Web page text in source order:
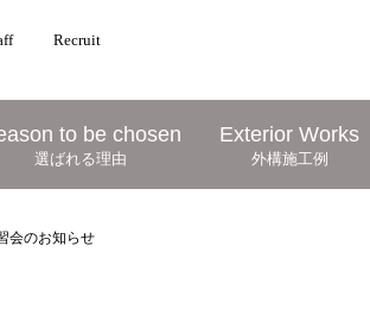
Recruit
to be chosen
選ばれる理由
Exterior Works
外構施工例
会のお知らせ